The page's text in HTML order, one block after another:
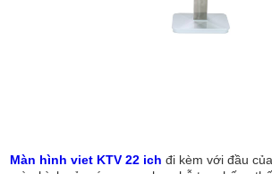
Màn hình viet KTV 22 ich đi kèm với đầu